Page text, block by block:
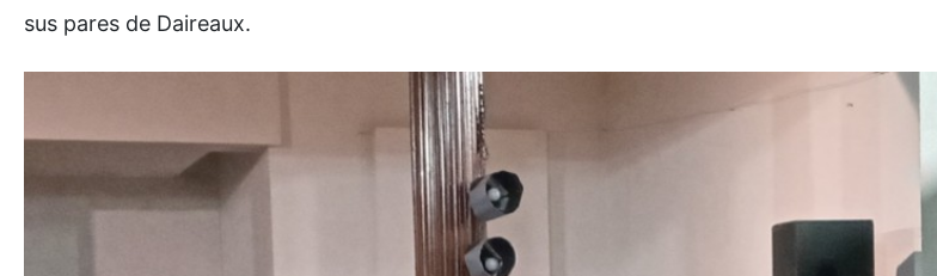
sus pares de Daireaux.